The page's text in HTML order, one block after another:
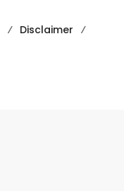
Disclaimer